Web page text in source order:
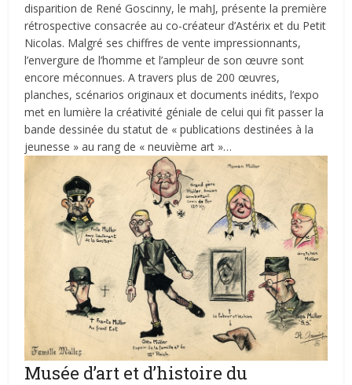
disparition de René Goscinny, le mahJ, présente la première
rétrospective consacrée au co-créateur d’Astérix et du Petit
Nicolas. Malgré ses chiffres de vente impressionnants,
l’envergure de l’homme et l’ampleur de son œuvre sont
encore méconnues. A travers plus de 200 œuvres,
planches, scénarios originaux et documents inédits, l’expo
met en lumière la créativité géniale de celui qui fit passer la
bande dessinée du statut de « publications destinées à la
jeunesse » au rang de « neuvième art »…
Musée d’art et d’histoire du